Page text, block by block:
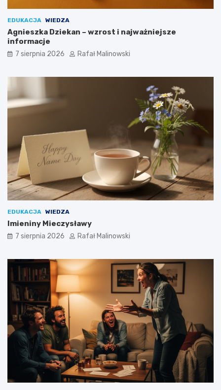
EDUKACJA WIEDZA
Agnieszka Dziekan – wzrost i najważniejsze
informacje
7 sierpnia 2026 Rafał Malinowski
EDUKACJA WIEDZA
Imieniny Mieczysławy
7 sierpnia 2026 Rafał Malinowski